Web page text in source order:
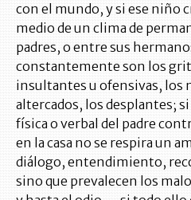
con el mundo, y si ese niño
medio de un clima de
padres, o entre sus
constantemente son los
insultantes u ofensivas, los
altercados, los desplantes;
física o verbal del padre
en la casa no se respira un
diálogo, entendimiento,
sino que prevalecen los